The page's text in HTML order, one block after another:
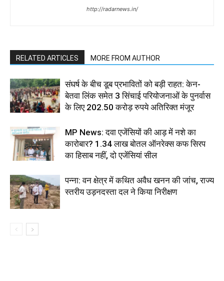
http://radarnews.in/
RELATED ARTICLES MORE FROM AUTHOR
संघर्ष के बीच डूब प्रभावितों को बड़ी राहत: केन-
बेतवा लिंक समेत 3 सिंचाई परियोजनाओं के पुनर्वास
के लिए 202.50 करोड़ रुपये अतिरिक्त मंजूर
MP News: दवा एजेंसियों की आड़ में नशे का
कारोबार? 1.34 लाख बोतल ऑनरेक्स कफ सिरप
का हिसाब नहीं, दो एजेंसियां सील
पन्ना: वन क्षेत्र में कथित अवैध खनन की जांच, राज्य
स्तरीय उड़नदस्ता दल ने किया निरीक्षण